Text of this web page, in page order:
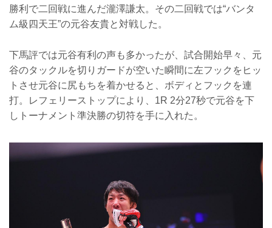
勝利で二回戦に進んだ瀧澤謙太。その二回戦では“バンタ
ム級四天王”の元谷友貴と対戦した。
下馬評では元谷有利の声も多かったが、試合開始早々、元
谷のタックルを切りガードが空いた瞬間に左フックをヒッ
トさせ元谷に尻もちを着かせると、ボディとフックを連
打。レフェリーストップにより、1R 2分27秒で元谷を下
しトーナメント準決勝の切符を手に入れた。